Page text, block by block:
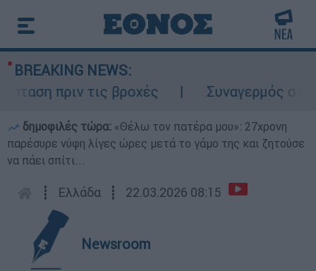
BREAKING NEWS:
πριν τις βροχές
Συναγερμός στον
δημοφιλές τώρα: «Θέλω τον πατέρα μου»: 27χρονη
παρέσυρε νύφη λίγες ώρες μετά το γάμο της και ζητούσε
να πάει σπίτι...
┋ Ελλάδα ┋ 22.03.2026 08:15
Newsroom